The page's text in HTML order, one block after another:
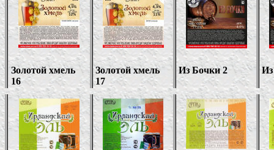
Золотой хмель
16
Золотой хмель
17
Из Бочки 2